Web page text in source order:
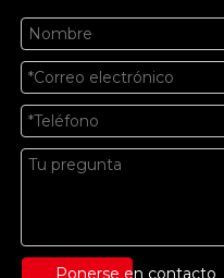
Ponerse en contacto